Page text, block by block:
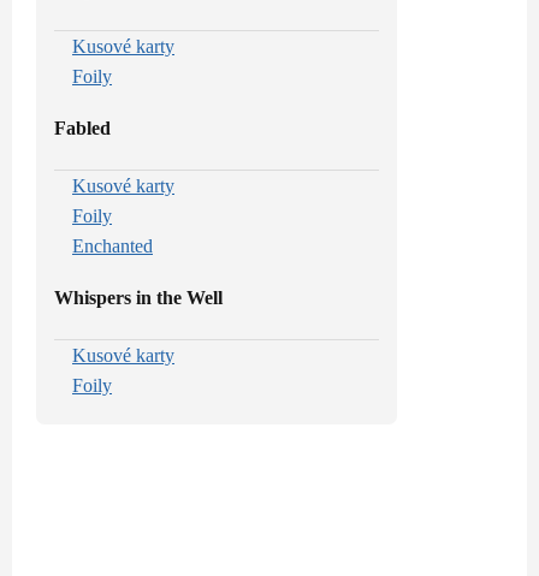
Kusové karty
Foily
Fabled
Kusové karty
Foily
Enchanted
Whispers in the Well
Kusové karty
Foily